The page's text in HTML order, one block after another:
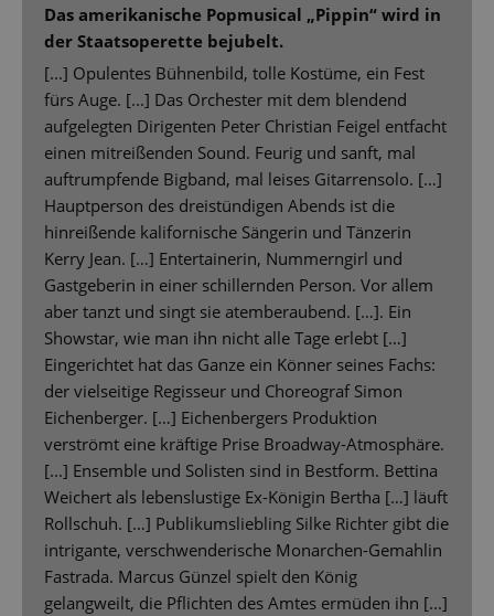
Das amerikanische Popmusical „Pippin“ wird in
der Staatsoperette bejubelt.
[...] Opulentes Bühnenbild, tolle Kostüme, ein Fest
fürs Auge. [...] Das Orchester mit dem blendend
aufgelegten Dirigenten Peter Christian Feigel entfacht
einen mitreißenden Sound. Feurig und sanft, mal
auftrumpfende Bigband, mal leises Gitarrensolo. […]
Hauptperson des dreistündigen Abends ist die
hinreißende kalifornische Sängerin und Tänzerin
Kerry Jean. […] Entertainerin, Nummerngirl und
Gastgeberin in einer schillernden Person. Vor allem
aber tanzt und singt sie atemberaubend. […]. Ein
Showstar, wie man ihn nicht alle Tage erlebt […]
Eingerichtet hat das Ganze ein Könner seines Fachs:
der vielseitige Regisseur und Choreograf Simon
Eichenberger. […] Eichenbergers Produktion
verströmt eine kräftige Prise Broadway-Atmosphäre.
[...] Ensemble und Solisten sind in Bestform. Bettina
Weichert als lebenslustige Ex-Königin Bertha […] läuft
Rollschuh. […] Publikumsliebling Silke Richter gibt die
intrigante, verschwenderische Monarchen-Gemahlin
Fastrada. Marcus Günzel spielt den König
gelangweilt, die Pflichten des Amtes ermüden ihn [...]